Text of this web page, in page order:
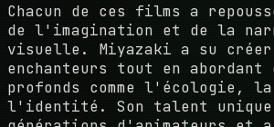
Chacun de ces films a
de l'imagination et de la
visuelle. Miyazaki a su créer
enchanteurs tout en abordant
profonds comme l'écologie,
l'identité. Son talent